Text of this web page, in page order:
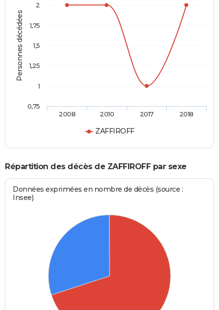
Personnes décédées
ZAFFIROFF
2008 2010 2017 2018
0,75
1
1,25
1,5
1,75
2
Répartition des décès de ZAFFIROFF par sexe
Données exprimées en nombre de décès (source :
Insee)